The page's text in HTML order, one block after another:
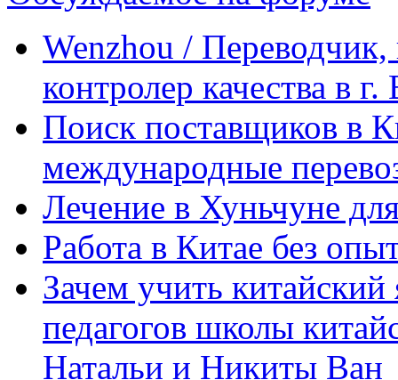
Wenzhou / Переводчик,
контролер качества в
Поиск поставщиков в
международные
Лечение в Хуньчуне
Работа в Китае без
Зачем учить
педагогов школы
Натальи и Никиты Ван